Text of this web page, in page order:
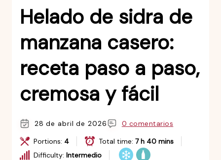
Helado de sidra de
manzana casero:
receta paso a paso,
cremosa y fácil
28 de abril de 2026
0 comentarios
Portions: 4 Total time: 7 h 40 mins
Difficulty: Intermedio